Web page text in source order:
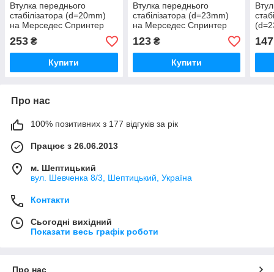
Втулка переднього
стабілізатора (d=20mm)
на Мерседес Спринтер
906 2006-> Autotechteile
(Німеччина) A3123
253 ₴
Купити
Втулка переднього
стабілізатора (d=23mm)
на Мерседес Спринтер
906 2006-> BC GUMA
(Україна) BC1396
123₴
Купити
147
Про нас
100% позитивних з 177 відгуків за рік
Працює з 26.06.2013
м. Шептицький
вул. Шевченка 8/3, Шептицький, Україна
Контакти
Сьогодні вихідний
Показати весь графік роботи
Про нас